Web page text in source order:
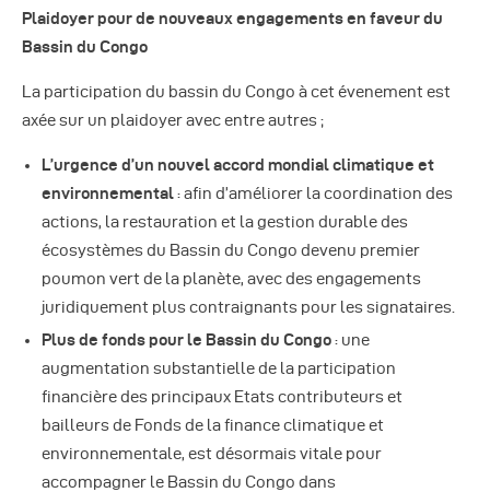
Plaidoyer pour de nouveaux engagements en faveur du
Bassin du Congo
La participation du bassin du Congo à cet évenement est
axée sur un plaidoyer avec entre autres ;
L’urgence d’un nouvel accord mondial climatique et
environnemental: afin d’améliorer la coordination des
actions, la restauration et la gestion durable des
écosystèmes du Bassin du Congo devenu premier
poumon vert de la planète, avec des engagements
juridiquement plus contraignants pour les signataires.
Plus de fonds pour le Bassin du Congo: une
augmentation substantielle de la participation
financière des principaux Etats contributeurs et
bailleurs de Fonds de la finance climatique et
environnementale, est désormais vitale pour
accompagner le Bassin du Congo dans